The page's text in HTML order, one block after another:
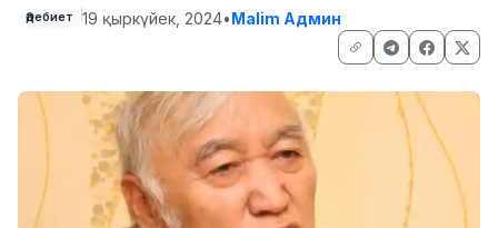
Әдебиет 19 қыркүйек, 2024•Malim Админ